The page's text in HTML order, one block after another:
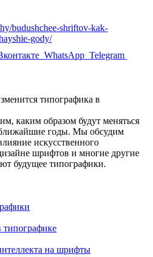
budushchee-shriftov-kak-
gody/
WhatsApp Telegram
каким образом будут меняться
годы. Мы обсудим
искусственного
шрифтов и многие другие
будущее типографики.
типографике
на шрифты